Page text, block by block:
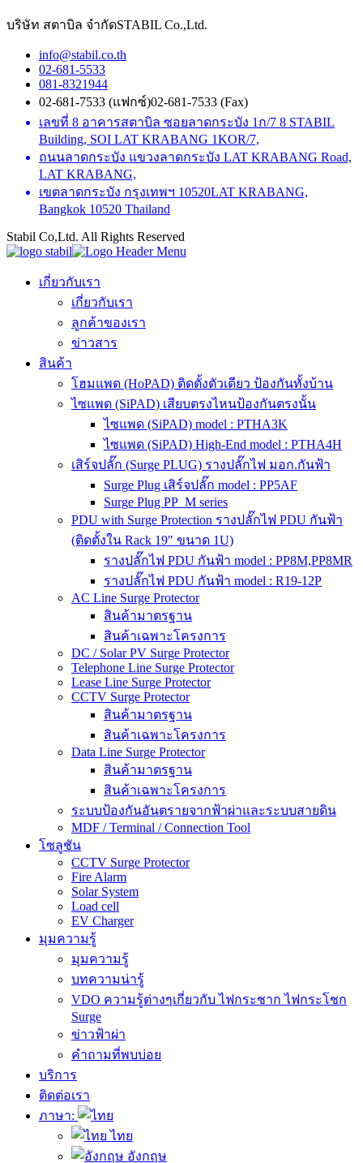
บริษัท สตาบิล จำกัดSTABIL Co.,Ltd.
info@stabil.co.th
02-681-5533
081-8321944
02-681-7533 (แฟกซ์)02-681-7533 (Fax)
เลขที่ 8 อาคารสตาบิล ซอยลาดกระบัง 1ก/7 8 STABIL
Building, SOI LAT KRABANG 1KOR/7,
ถนนลาดกระบัง แขวงลาดกระบัง LAT KRABANG Road,
LAT KRABANG,
เขตลาดกระบัง กรุงเทพฯ 10520LAT KRABANG,
Bangkok 10520 Thailand
Stabil Co,Ltd. All Rights Reserved
เกี่ยวกับเรา
เกี่ยวกับเรา
ลูกค้าของเรา
ข่าวสาร
สินค้า
โฮมแพด (HoPAD) ติดตั้งตัวเดียว ป้องกันทั้งบ้าน
ไซแพด (SiPAD) เสียบตรงไหนป้องกันตรงนั้น
ไซแพด (SiPAD) model : PTHA3K
ไซแพด (SiPAD) High-End model : PTHA4H
เสิร์จปลั๊ก (Surge PLUG) รางปลั๊กไฟ มอก.กันฟ้า
Surge Plug เสิร์จปลั๊ก model : PP5AF
Surge Plug PP_M series
PDU with Surge Protection รางปลั๊กไฟ PDU กันฟ้า
(ติดตั้งใน Rack 19″ ขนาด 1U)
รางปลั๊กไฟ PDU กันฟ้า model : PP8M,PP8MR
รางปลั๊กไฟ PDU กันฟ้า model : R19-12P
AC Line Surge Protector
สินค้ามาตรฐาน
สินค้าเฉพาะโครงการ
DC / Solar PV Surge Protector
Telephone Line Surge Protector
Lease Line Surge Protector
CCTV Surge Protector
สินค้ามาตรฐาน
สินค้าเฉพาะโครงการ
Data Line Surge Protector
สินค้ามาตรฐาน
สินค้าเฉพาะโครงการ
ระบบป้องกันอันตรายจากฟ้าผ่าและระบบสายดิน
MDF / Terminal / Connection Tool
โซลูชัน
CCTV Surge Protector
Fire Alarm
Solar System
Load cell
EV Charger
มุมความรู้
มุมความรู้
บทความน่ารู้
VDO ความรู้ต่างๆเกี่ยวกับ ไฟกระชาก ไฟกระโชก
Surge
ข่าวฟ้าผ่า
คำถามที่พบบ่อย
บริการ
ติดต่อเรา
ภาษา:
ไทย
อังกฤษ